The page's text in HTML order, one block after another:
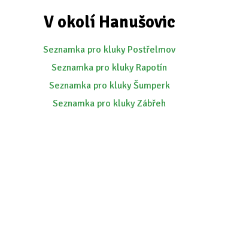
V okolí Hanušovic
Seznamka pro kluky Postřelmov
Seznamka pro kluky Rapotín
Seznamka pro kluky Šumperk
Seznamka pro kluky Zábřeh